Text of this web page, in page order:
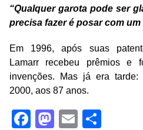
“Qualquer garota pode ser
precisa fazer é posar com
Em 1996, após suas
Lamarr recebeu prêmios e
invenções. Mas já era
2000, aos 87 anos.
Facebook
Mastodon
Email